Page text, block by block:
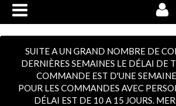
SUITE A UN GRAND NOMBRE DE
DERNIÈRES SEMAINES LE DÉLAI DE
COMMANDE EST D'UNE
POUR LES COMMANDES AVEC
DÉLAI EST DE 10 A 15 JOURS.